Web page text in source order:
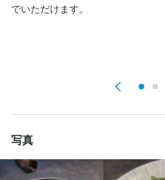
でいただけます。
写真
髪型自由
ひげOK ネイルOK ピアスOK
特徴